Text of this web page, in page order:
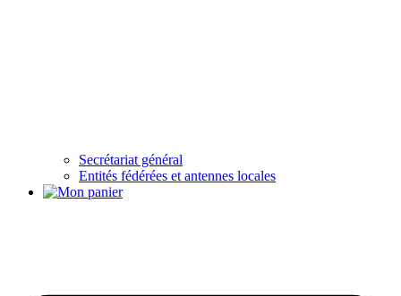
Secrétariat général
Entités fédérées et antennes locales